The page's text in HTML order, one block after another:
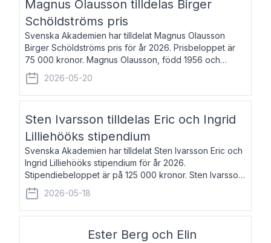
Magnus Olausson tilldelas Birger
Schöldströms pris
Svenska Akademien har tilldelat Magnus Olausson
Birger Schöldströms pris för år 2026. Prisbeloppet är
75 000 kronor. Magnus Olausson, född 1956 och
bosatt i Stockholm, är konstvetare, museiman och
hovman. Han disputerade 1993 vid Uppsala un
2026-05-20
Sten Ivarsson tilldelas Eric och Ingrid
Lilliehööks stipendium
Svenska Akademien har tilldelat Sten Ivarsson Eric och
Ingrid Lilliehööks stipendium för år 2026.
Stipendiebeloppet är på 125 000 kronor. Sten Ivarsson,
född 1979, är mediateksamordnare vid
Söderslättsgymnasiet i Trelleborg. Här har han på
2026-05-18
Ester Berg och Elin